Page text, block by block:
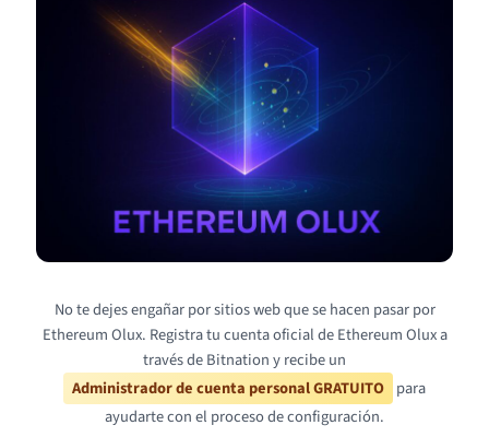
No te dejes engañar por sitios web que se hacen pasar por
Ethereum Olux. Registra tu cuenta oficial de Ethereum Olux a
través de Bitnation y recibe un
Administrador de cuenta personal GRATUITO para
ayudarte con el proceso de configuración.